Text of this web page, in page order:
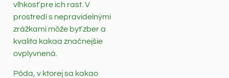
vlhkosť pre ich rast. V
prostredí s nepravidelnými
zrážkami môže byť zber a
kvalita kakaa značnejšie
ovplyvnená.
Pôda, v ktorej sa kakao